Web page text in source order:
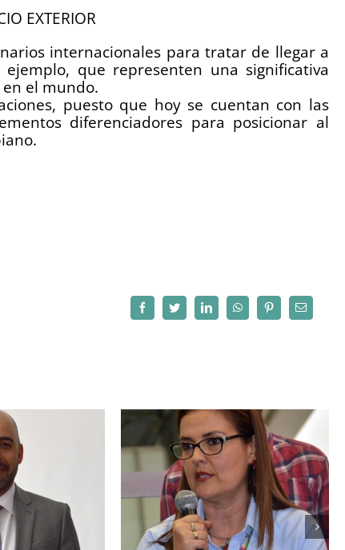
EXTERIOR
internacionales para tratar de llegar a
que representen una significativa
el mundo.
puesto que hoy se cuentan con las
diferenciadores para posicionar al
FacebookTwitterLinkedInWhatsAppPinterestCorreo
electrónico